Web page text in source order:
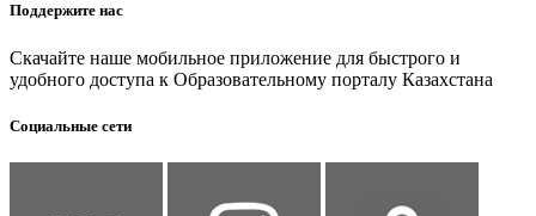
Поддержите нас
Скачайте наше мобильное приложение для быстрого и
удобного доступа к Образовательному порталу Казахстана
Социальные сети